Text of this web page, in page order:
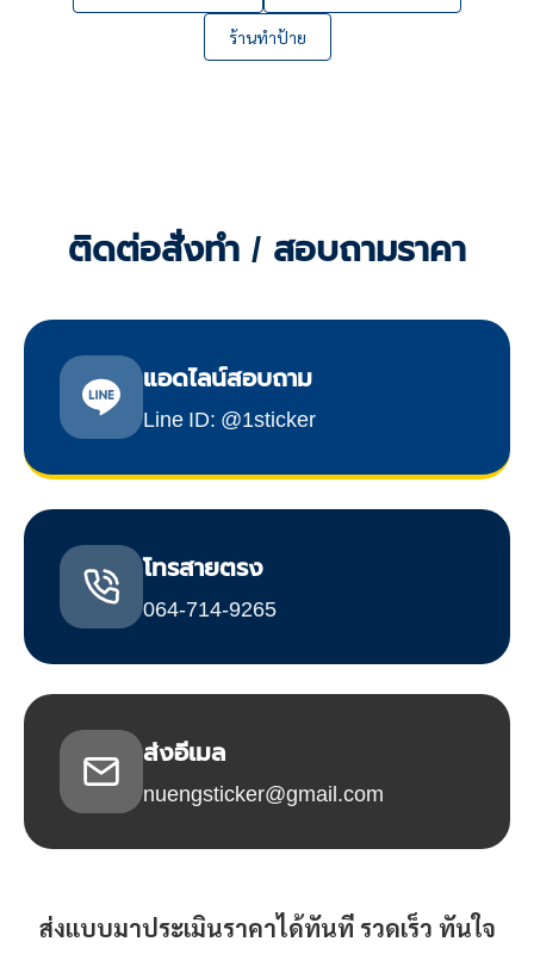
ร้านทำป้าย
ติดต่อสั่งทำ / สอบถามราคา
แอดไลน์สอบถาม
Line ID: @1sticker
โทรสายตรง
064-714-9265
ส่งอีเมล
nuengsticker@gmail.com
ส่งแบบมาประเมินราคาได้ทันที รวดเร็ว ทันใจ